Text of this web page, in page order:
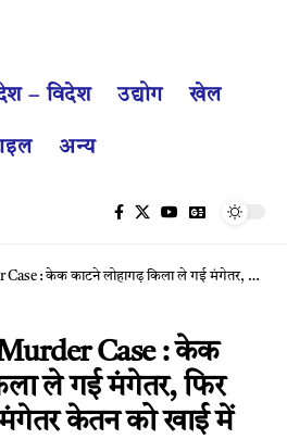
– विदेश उद्योग खेल
अन्य
किला ले गई मंगेतर, फिर प्रेमी संग मिलकर मंगेतर केतन को खाई में उतारा मौत के घाट
Case : केक
ले गई मंगेतर, फिर
केतन को खाई में